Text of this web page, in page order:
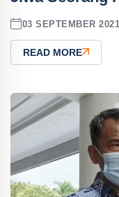
03 SEPTEMBER 2021
READ MORE